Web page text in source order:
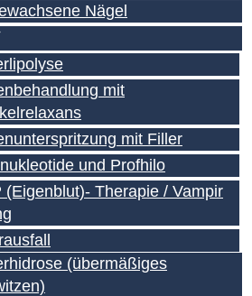
Nägel
mit
mit Filler
und Profhilo
(Eigenblut)- Therapie / Vampir
(übermäßiges